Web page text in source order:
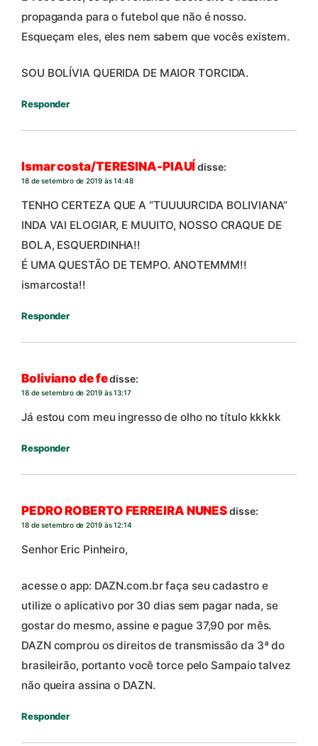
propaganda para o futebol que não é nosso.
Esqueçam eles, eles nem sabem que vocês existem.
SOU BOLÍVIA QUERIDA DE MAIOR TORCIDA.
Responder
Ismar costa/TERESINA-PIAUÍdisse:
18 de setembro de 2019 às 14:48
TENHO CERTEZA QUE A “TUUUURCIDA BOLIVIANA”
INDA VAI ELOGIAR, E MUUITO, NOSSO CRAQUE DE
BOLA, ESQUERDINHA!!
É UMA QUESTÃO DE TEMPO. ANOTEMMM!!
ismarcosta!!
Responder
Boliviano de fedisse:
18 de setembro de 2019 às 13:17
Já estou com meu ingresso de olho no título kkkkk
Responder
PEDRO ROBERTO FERREIRA NUNESdisse:
18 de setembro de 2019 às 12:14
Senhor Eric Pinheiro,
acesse o app: DAZN.com.br faça seu cadastro e
utilize o aplicativo por 30 dias sem pagar nada, se
gostar do mesmo, assine e pague 37,90 por mês.
DAZN comprou os direitos de transmissão da 3ª do
brasileirão, portanto você torce pelo Sampaio talvez
não queira assina o DAZN.
Responder